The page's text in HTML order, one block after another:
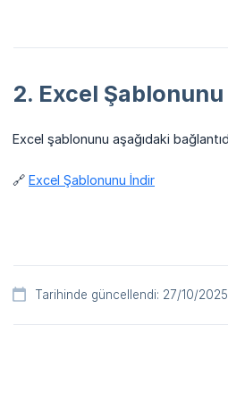
2. Excel
Excel şablonunu aşağıdaki
🔗 Excel Şablonunu İndir
Tarihinde güncellendi: 27/10/2025